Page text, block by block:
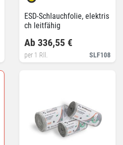
ESD-Schlauchfolie, elektris
ch leitfähig
SLF108
Ab 336,55 €
per 1 Rll.